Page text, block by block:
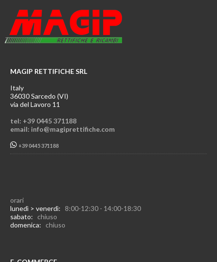
MAGIP RETTIFICHE SRL
Italy
36030 Sarcedo (VI)
via del Lavoro 11
tel: +39 0445 371188
email: info@magiprettifiche.com
+39 0445 371188
orari
lunedì > venerdì: 8:00-12:30 - 14:00-18:30
sabato: chiuso
domenica: chiuso